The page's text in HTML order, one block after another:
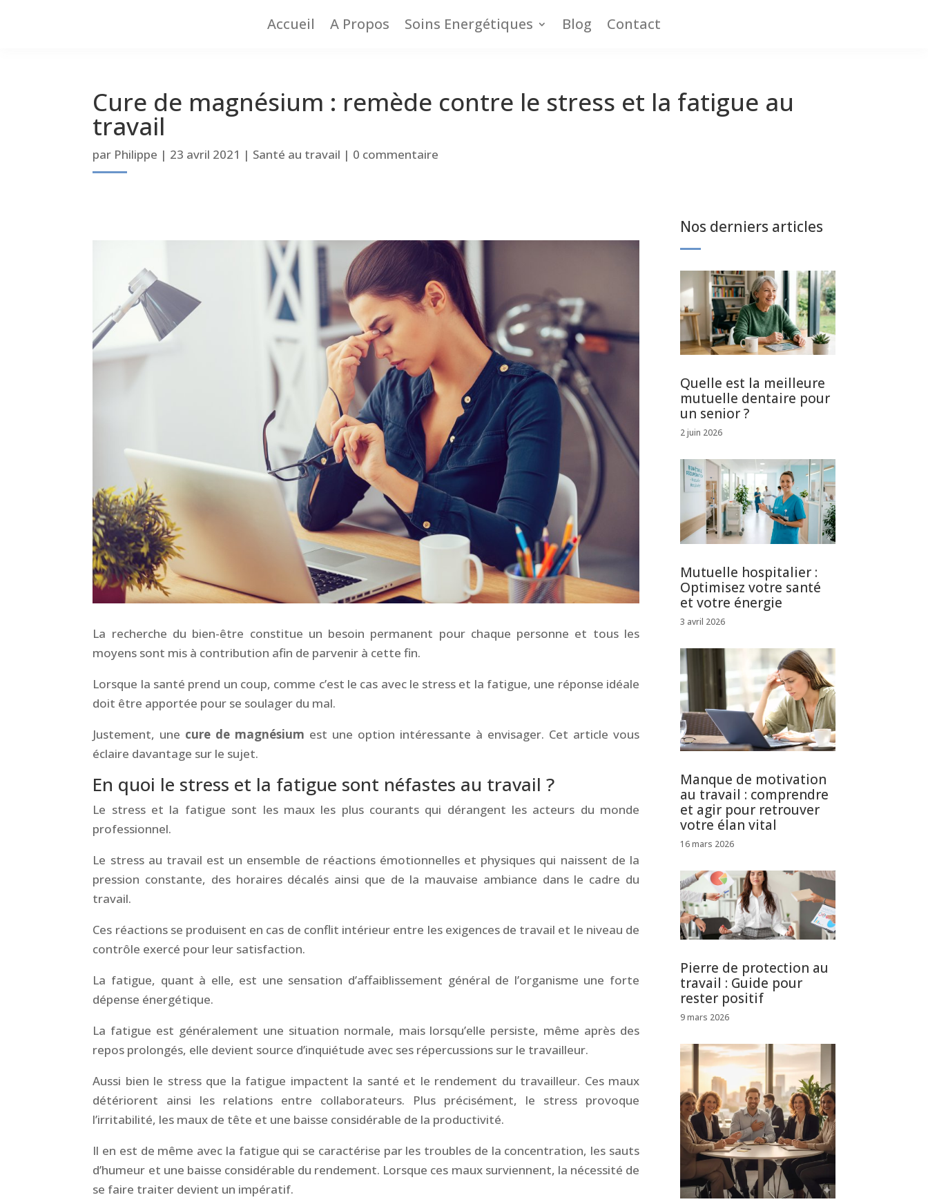
Accueil A Propos Soins Energétiques Blog Contact
Cure de magnésium : remède contre le stress et la fatigue au
travail
par Philippe | 23 avril 2021 | Santé au travail | 0 commentaire
La recherche du bien-être constitue un besoin permanent pour chaque personne et tous les
moyens sont mis à contribution afin de parvenir à cette fin.
Lorsque la santé prend un coup, comme c’est le cas avec le stress et la fatigue, une réponse idéale
doit être apportée pour se soulager du mal.
Justement, une cure de magnésium est une option intéressante à envisager. Cet article vous
éclaire davantage sur le sujet.
En quoi le stress et la fatigue sont néfastes au travail ?
Le stress et la fatigue sont les maux les plus courants qui dérangent les acteurs du monde
professionnel.
Le stress au travail est un ensemble de réactions émotionnelles et physiques qui naissent de la
pression constante, des horaires décalés ainsi que de la mauvaise ambiance dans le cadre du
travail.
Ces réactions se produisent en cas de conflit intérieur entre les exigences de travail et le niveau de
contrôle exercé pour leur satisfaction.
La fatigue, quant à elle, est une sensation d’affaiblissement général de l’organisme une forte
dépense énergétique.
La fatigue est généralement une situation normale, mais lorsqu’elle persiste, même après des
repos prolongés, elle devient source d’inquiétude avec ses répercussions sur le travailleur.
Aussi bien le stress que la fatigue impactent la santé et le rendement du travailleur. Ces maux
détériorent ainsi les relations entre collaborateurs. Plus précisément, le stress provoque
l’irritabilité, les maux de tête et une baisse considérable de la productivité.
Il en est de même avec la fatigue qui se caractérise par les troubles de la concentration, les sauts
d’humeur et une baisse considérable du rendement. Lorsque ces maux surviennent, la nécessité de
se faire traiter devient un impératif.
Nos derniers articles
Quelle est la meilleure
mutuelle dentaire pour
un senior ?
2 juin 2026
Mutuelle hospitalier :
Optimisez votre santé
et votre énergie
3 avril 2026
Manque de motivation
au travail : comprendre
et agir pour retrouver
votre élan vital
16 mars 2026
Pierre de protection au
travail : Guide pour
rester positif
9 mars 2026